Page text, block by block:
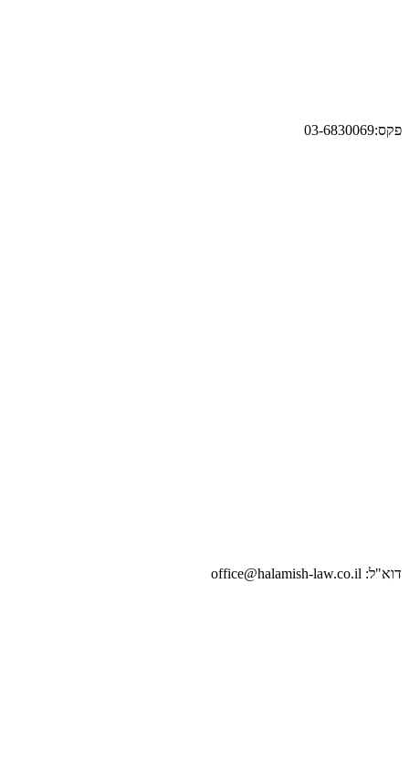
פקס:03-6830069
דוא"ל: office@halamish-law.co.il